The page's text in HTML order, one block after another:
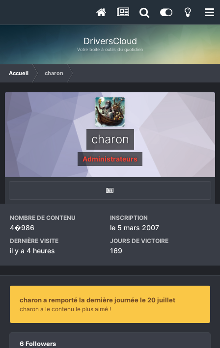
DriversCloud
Votre boite à outils du quotidien
Accueil charon
charon
Administrateurs
NOMBRE DE CONTENU
4�986
INSCRIPTION
le 5 mars 2007
DERNIÈRE VISITE
il y a 4 heures
JOURS DE VICTOIRE
169
charon a remporté la dernière journée le 20 juillet
charon a le contenu le plus aimé !
6 Followers